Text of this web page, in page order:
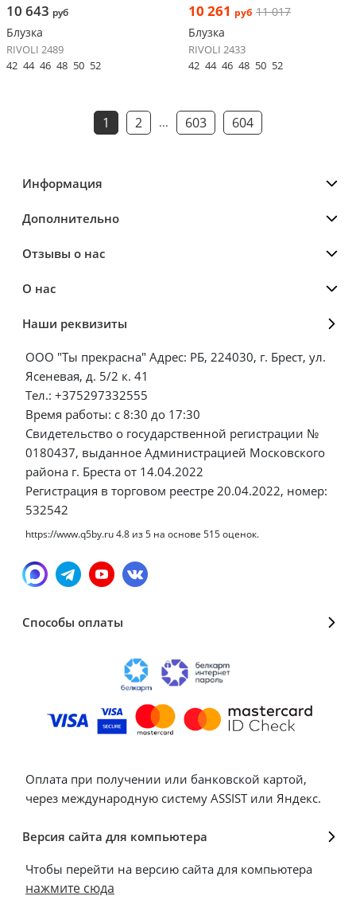
10 643 руб
Блузка
RIVOLI 2489
42 44 46 48 50 52
10 261 руб 11 017
Блузка
RIVOLI 2433
42 44 46 48 50 52
1 2 ... 603 604
Информация
Дополнительно
Отзывы о нас
О нас
Наши реквизиты
ООО "Ты прекрасна" Адрес: РБ, 224030, г. Брест, ул.
Ясеневая, д. 5/2 к. 41
Тел.: +375297332555
Время работы: с 8:30 до 17:30
Свидетельство о государственной регистрации №
0180437, выданное Администрацией Московского
района г. Бреста от 14.04.2022
Регистрация в торговом реестре 20.04.2022, номер:
532542
https://www.q5by.ru4.8 из5 на основе 515оценок.
Способы оплаты
Оплата при получении или банковской картой,
через международную систему ASSIST или Яндекс.
Версия сайта для компьютера
Чтобы перейти на версию сайта для компьютера
нажмите сюда